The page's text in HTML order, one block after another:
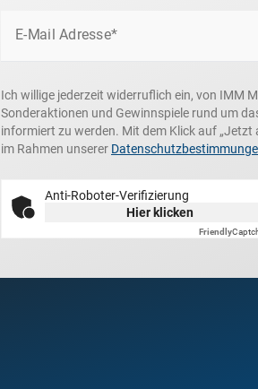
E-Mail Adresse*
Ich willige jederzeit widerruflich ein, von IMM
Sonderaktionen und Gewinnspiele rund um
informiert zu werden. Mit dem Klick auf
im Rahmen unserer
Anti-Roboter-Verifizierung
Hier klicken
Friendly